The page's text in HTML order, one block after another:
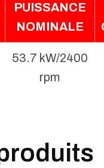
PUISSANCE
NOMINALE
53.7 kW/2400
rpm